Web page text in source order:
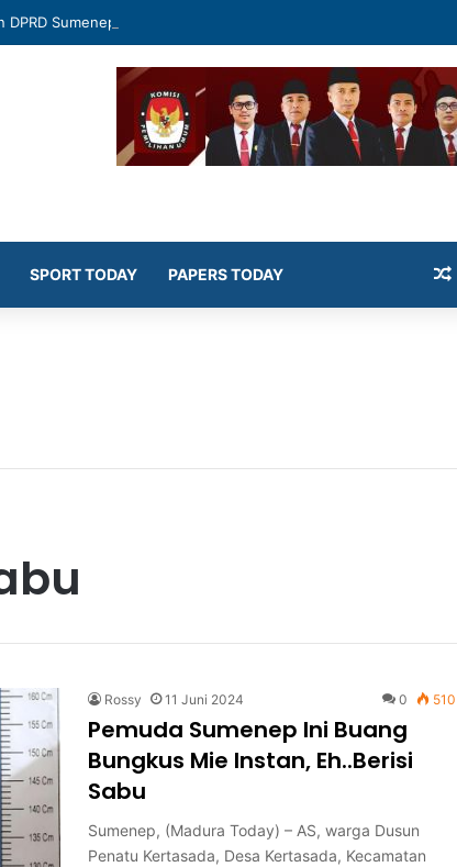
DPRD Sumenep Geram Banyak Kepala OPD Mangkir Rapat
SPORT TODAY PAPERS TODAY
Rossy 11 Juni 2024 0 510
Pemuda Sumenep Ini Buang
Bungkus Mie Instan, Eh..Berisi
Sabu
Sumenep, (Madura Today) – AS, warga Dusun
Penatu Kertasada, Desa Kertasada, Kecamatan